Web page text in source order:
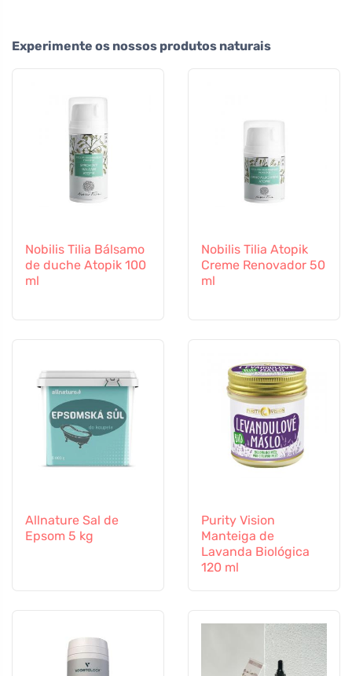
Experimente os nossos produtos naturais
Nobilis Tilia Bálsamo
de duche Atopik 100
ml
Nobilis Tilia Atopik
Creme Renovador 50
ml
Allnature Sal de
Epsom 5 kg
Purity Vision
Manteiga de
Lavanda Biológica
120 ml